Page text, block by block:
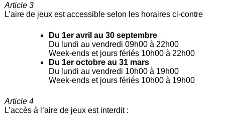
Article 3
L’aire de jeux est accessible selon les horaires ci-contre
Du 1er avril au 30 septembre
Du lundi au vendredi 09h00 à 22h00
Week-ends et jours fériés 10h00 à 22h00
Du 1er octobre au 31 mars
Du lundi au vendredi 10h00 à 19h00
Week-ends et jours fériés 10h00 à 19h00
Article 4
L’accès à l’aire de jeux est interdit :